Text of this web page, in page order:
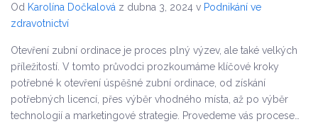
Od Karolína Dočkalová z dubna 3, 2024 v Podnikání ve
zdravotnictví
Otevření zubní ordinace je proces plný výzev, ale také velkých
příležitostí. V tomto průvodci prozkoumáme klíčové kroky
potřebné k otevření úspěšné zubní ordinace, od získání
potřebných licencí, přes výběr vhodného místa, až po výběr
technologií a marketingové strategie. Provedeme vás procesem